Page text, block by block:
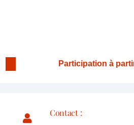
Participation à
Contact :